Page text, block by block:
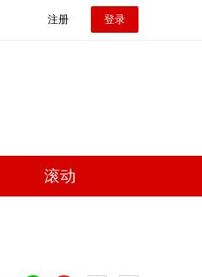
注册 登录
滚动